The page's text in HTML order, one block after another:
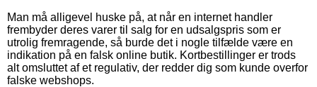
Man må alligevel huske på, at når en internet handler
frembyder deres varer til salg for en udsalgspris som er
utrolig fremragende, så burde det i nogle tilfælde være en
indikation på en falsk online butik. Kortbestillinger er trods
alt omsluttet af et regulativ, der redder dig som kunde overfor
falske webshops.